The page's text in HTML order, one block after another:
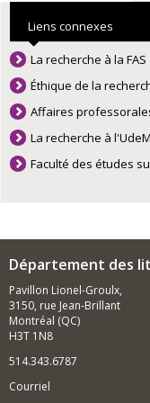
Liens connexes
La recherche à la FAS
Éthique de la
Affaires
La recherche à l'UdeM
Faculté des études
Département des
Pavillon Lionel-Groulx,
3150, rue Jean-Brillant
Montréal (QC)
H3T 1N8
514.343.6787
Courriel